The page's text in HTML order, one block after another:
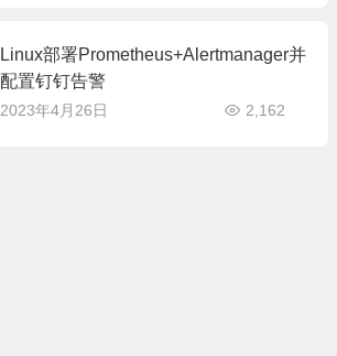
Linux部署Prometheus+Alertmanager并
配置钉钉告警
2023年4月26日 2,162